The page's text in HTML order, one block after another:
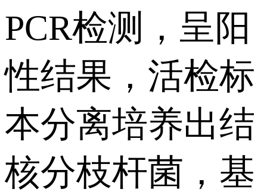
PCR检测，呈阳
性结果，活检标
本分离培养出结
核分枝杆菌，基